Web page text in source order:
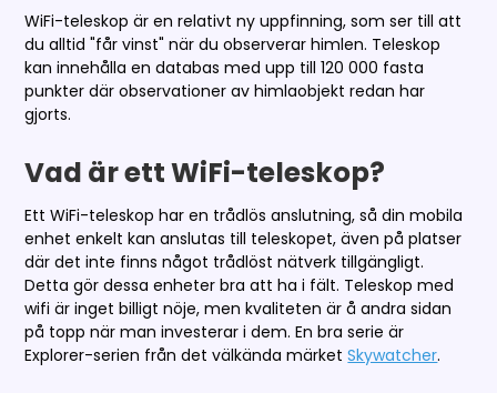
WiFi-teleskop är en relativt ny uppfinning, som ser till att
du alltid "får vinst" när du observerar himlen. Teleskop
kan innehålla en databas med upp till 120 000 fasta
punkter där observationer av himlaobjekt redan har
gjorts.
Vad är ett WiFi-teleskop?
Ett WiFi-teleskop har en trådlös anslutning, så din mobila
enhet enkelt kan anslutas till teleskopet, även på platser
där det inte finns något trådlöst nätverk tillgängligt.
Detta gör dessa enheter bra att ha i fält. Teleskop med
wifi är inget billigt nöje, men kvaliteten är å andra sidan
på topp när man investerar i dem. En bra serie är
Explorer-serien från det välkända märketSkywatcher.